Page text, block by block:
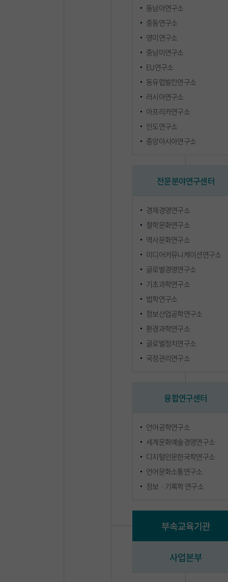
동남아연구소
중동연구소
영미연구소
중남미연구소
EU연구소
동유럽발칸연구소
러시아연구소
아프리카연구소
인도연구소
중앙아시아연구소
전문분야연구센터
경제경영연구소
철학문화연구소
역사문화연구소
미디어커뮤니케이션연구소
글로벌경영연구소
기초과학연구소
법학연구소
정보산업공학연구소
환경과학연구소
글로벌정치연구소
국정관리연구소
융합연구센터
언어공학연구소
세계문화예술경영연구소
디지털인문한국학연구소
언어문화소통연구소
정보ㆍ기록학 연구소
부속교육기관
사업본부
<일본연구소>로 개칭하면서 본교출신의 박사연구자들을
초빙연구원으로 영입하면서 본교의 교수들과 초빙연구원,
그리고 석·박사과정 대학원생들을 중심으로 분야별 연구소
분과연구회들이 본격적으로 정기 연구발표를 하게 된다. 이는
국내의 주요대학에 일본어과가 설립되면서 국내의 일본연구자
늘고 일본연구가 착실히 축적되어 감에 따라, 일본에 대한 보다
세부적이면서도 체계적인 연구가 필요했기 때문이다. 이러한
시대적인 요구에 호응하여, 본 연구소는 연구분야를 보다
확대하고 전공영역별로 세분화해가면서 일본의 언어, 문학, 문화,
역사, 정치, 경제 등 인문 사회과학에 관한 종합적인 연구를
통하여 한국에서의 일본연구 발전을 위해 힘쓰고 있다.
국내외 대학 및 연구소와 관련분야의 학술연구
<일본연구소>로 개칭하면서 본교출신의 박사연구자들을
초빙연구원으로 영입하면서 본교의 교수들과 초빙연구원,
그리고 석·박사과정 대학원생들을 중심으로 분야별 연구소
분과연구회들이 본격적으로 정기 연구발표를 하게 된다. 이는
국내의 주요대학에 일본어과가 설립되면서 국내의 일본연구자
늘고 일본연구가 착실히 축적되어 감에 따라, 일본에 대한 보다
세부적이면서도 체계적인 연구가 필요했기 때문이다. 이러한
시대적인 요구에 호응하여, 본 연구소는 연구분야를 보다
확대하고 전공영역별로 세분화해가면서 일본의 언어, 문학, 문화,
역사, 정치, 경제 등 인문 사회과학에 관한 종합적인 연구를
통하여 한국에서의 일본연구 발전을 위해 힘쓰고 있다.
국내외 대학 및 연구소와 관련분야의 학술연구